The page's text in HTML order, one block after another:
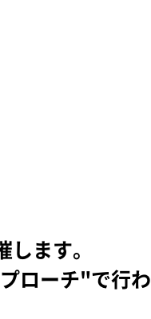
ます。
ローチ"で行わ